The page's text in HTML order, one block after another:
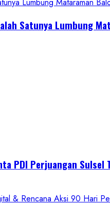
Satunya Lumbung
PDI Perjuangan Sulsel
& Rencana Aksi 90 Hari